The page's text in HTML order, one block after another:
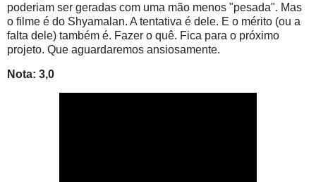
poderiam ser geradas com uma mão menos "pesada". Mas
o filme é do Shyamalan. A tentativa é dele. E o mérito (ou a
falta dele) também é. Fazer o quê. Fica para o próximo
projeto. Que aguardaremos ansiosamente.
Nota: 3,0